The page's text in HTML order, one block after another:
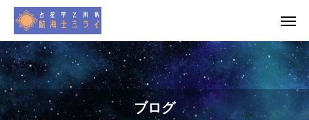
ブログ